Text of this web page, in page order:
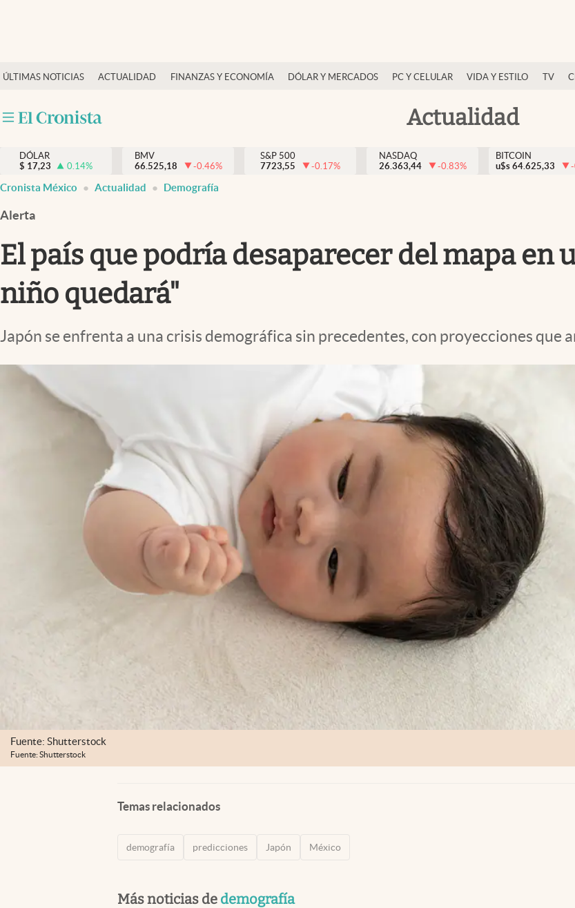
ÚLTIMAS NOTICIAS ACTUALIDAD FINANZAS Y ECONOMÍA DÓLAR Y MERCADOS PC Y CELULAR VIDA Y ESTILO TV
Actualidad
Actualidad
Internacionales
Opinión
Brand Strategy
Vida y estilo
Tv
Espiritualidad
Mediakit
abre en nueva pestaña
DÓLAR
$ 17,23 0.14%
BMV
66.525,18
-0.46%
S&P 500
7723,55
-0.17%
NASDAQ
26.363,44
-0.83%
BITCOIN
u$s 64.625,33
Cronista México Actualidad Demografía
Alerta
El país que podría desaparecer del mapa en
niño quedará"
Japón se enfrenta a una crisis demográfica sin precedentes, con proyecciones
Fuente: Shutterstock
Fuente: Shutterstock
Temas relacionados
demografía predicciones Japón México
Más noticias de demografía